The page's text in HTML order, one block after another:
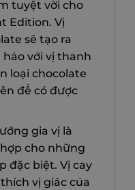
tuyệt vời cho
Edition. Vị
sẽ tạo ra
với vị thanh
loại chocolate
để có được
gia vị là
cho những
đặc biệt. Vị cay
vị giác của